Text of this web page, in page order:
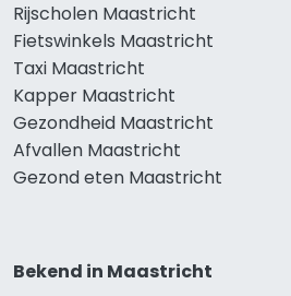
Rijscholen Maastricht
Fietswinkels Maastricht
Taxi Maastricht
Kapper Maastricht
Gezondheid Maastricht
Afvallen Maastricht
Gezond eten Maastricht
Bekend in Maastricht